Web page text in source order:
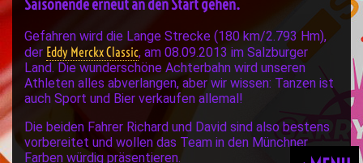
Saisonende erneut an den Start gehen.
Gefahren wird die Lange Strecke (180 km/2.793 Hm),
der Eddy Merckx Classic, am 08.09.2013 im Salzburger
Land. Die wunderschöne Achterbahn wird unseren
Athleten alles abverlangen, aber wir wissen: Tanzen ist
auch Sport und Bier verkaufen allemal!
Die beiden Fahrer Richard und David sind also bestens
vorbereitet und wollen das Team in den Münchner
Farben würdig präsentieren.